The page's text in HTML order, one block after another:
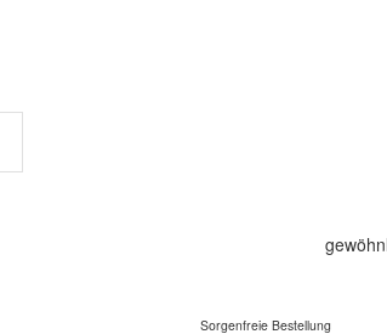
Sorgenfreie Bestellung